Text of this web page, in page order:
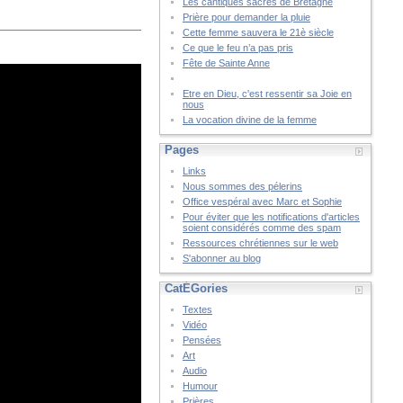
Prière pour demander la pluie
Cette femme sauvera le 21è siècle
Ce que le feu n’a pas pris
Fête de Sainte Anne
Etre en Dieu, c'est ressentir sa Joie en
nous
La vocation divine de la femme
Pages
Links
Nous sommes des pélerins
Office vespéral avec Marc et Sophie
Pour éviter que les notifications d'articles
soient considérés comme des spam
Ressources chrétiennes sur le web
S'abonner au blog
CatÉGories
Textes
Vidéo
Pensées
Art
Audio
Humour